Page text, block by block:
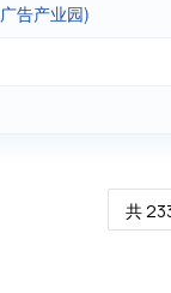
告产业园)
共